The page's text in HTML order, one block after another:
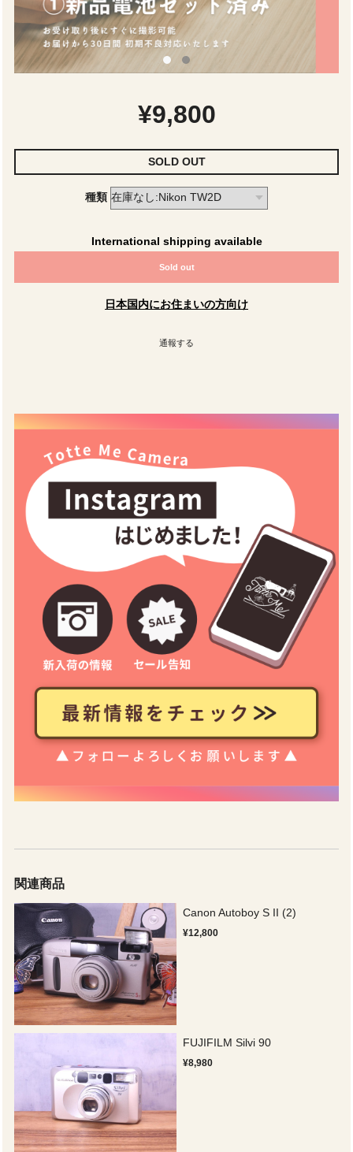
¥9,800
SOLD OUT
種類
International shipping available
Sold out
日本国内にお住まいの方向け
通報する
関連商品
Canon Autoboy S II (2)
¥12,800
FUJIFILM Silvi 90
¥8,980